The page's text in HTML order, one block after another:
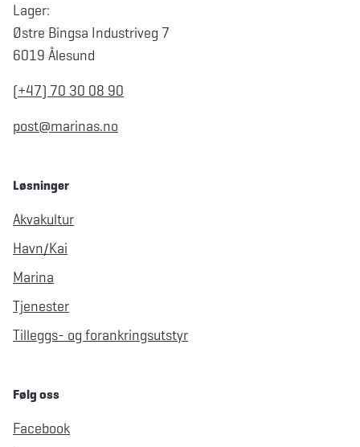
Lager:
Østre Bingsa Industriveg 7
6019 Ålesund
(+47) 70 30 08 90
post@marinas.no
Løsninger
Akvakultur
Havn/Kai
Marina
Tjenester
Tilleggs- og forankringsutstyr
Følg oss
Facebook